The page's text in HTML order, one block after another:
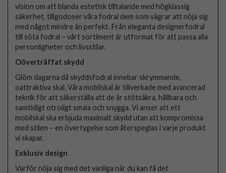
vision om att blanda estetisk tilltalande med högklassig
säkerhet, tillgodoser våra fodral dem som vägrar att nöja sig
med något mindre än perfekt. Från eleganta designerfodral
till söta fodral – vårt sortiment är utformat för att passa alla
personligheter och livsstilar.
Oöverträffat skydd
Glöm dagarna då skyddsfodral innebar skrymmande,
oattraktiva skal. Våra mobilskal är tillverkade med avancerad
teknik för att säkerställa att de är stötsäkra, hållbara och
samtidigt otroligt smala och snygga. Vi anser att ett
mobilskal ska erbjuda maximalt skydd utan att kompromissa
med stilen – en övertygelse som återspeglas i varje produkt
vi skapar.
Exklusiv design
Varför nöja sig med det vanliga när du kan få det